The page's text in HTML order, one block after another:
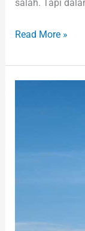
salah. Tapi
Read More »